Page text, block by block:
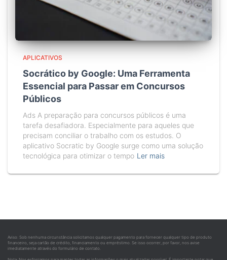
APLICATIVOS
Socrático by Google: Uma Ferramenta
Essencial para Passar em Concursos
Públicos
Ads A preparação para concursos públicos é uma
tarefa desafiadora. Especialmente para aqueles que
precisam conciliar o trabalho com os estudos. O
aplicativo Socratic by Google surge como uma solução
tecnológica para otimizar o tempo Ler mais
Aviso: Sob nenhuma circunstância solicitamos qualquer pagamento para fornecer qualquer tipo de produto
financeiro, seja cartão de crédito, financiamento ou empréstimo. Se isso ocorrer, por favor, nos avise
imediatamente através do formulário de contato.